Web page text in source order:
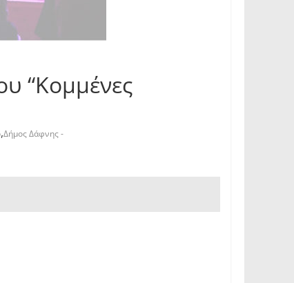
“Κομμένες
,Δήμος Δάφνης -